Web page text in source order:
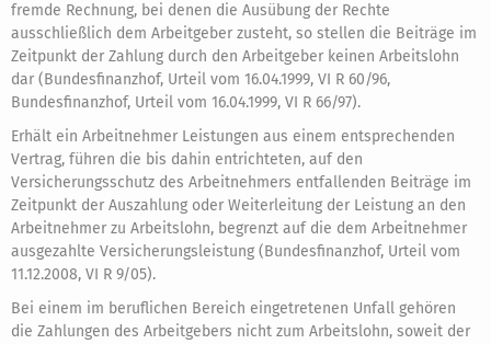
fremde Rechnung, bei denen die Ausübung der Rechte
ausschließlich dem Arbeitgeber zusteht, so stellen die Beiträge im
Zeitpunkt der Zahlung durch den Arbeitgeber keinen Arbeitslohn
dar (Bundesfinanzhof, Urteil vom 16.04.1999, VI R 60/96,
Bundesfinanzhof, Urteil vom 16.04.1999, VI R 66/97).
Erhält ein Arbeitnehmer Leistungen aus einem entsprechenden
Vertrag, führen die bis dahin entrichteten, auf den
Versicherungsschutz des Arbeitnehmers entfallenden Beiträge im
Zeitpunkt der Auszahlung oder Weiterleitung der Leistung an den
Arbeitnehmer zu Arbeitslohn, begrenzt auf die dem Arbeitnehmer
ausgezahlte Versicherungsleistung (Bundesfinanzhof, Urteil vom
11.12.2008, VI R 9/05).
Bei einem im beruflichen Bereich eingetretenen Unfall gehören
die Zahlungen des Arbeitgebers nicht zum Arbeitslohn, soweit der